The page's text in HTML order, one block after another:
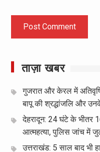
ताज़ा खबर
गुजरात और केरल में
बापू की श्रद्धांजलि और
देहरादून: 24 घंटे के भीतर
आत्महत्या, पुलिस जांच में
उत्तराखंड: 5 साल बाद भी